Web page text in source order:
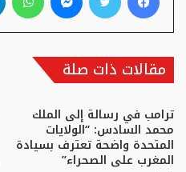
مقالات ذات صلة
ترامب في رسالة إلى الملك
محمد السادس: “الولايات
المتحدة واضحة تعترف بسيادة
المغرب على الصحراء”